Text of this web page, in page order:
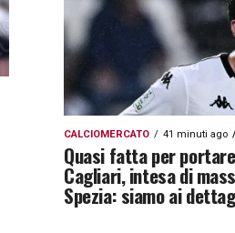
CALCIOMERCATO 41 minuti ago
Quasi fatta per
Cagliari, intesa di
Spezia: siamo ai